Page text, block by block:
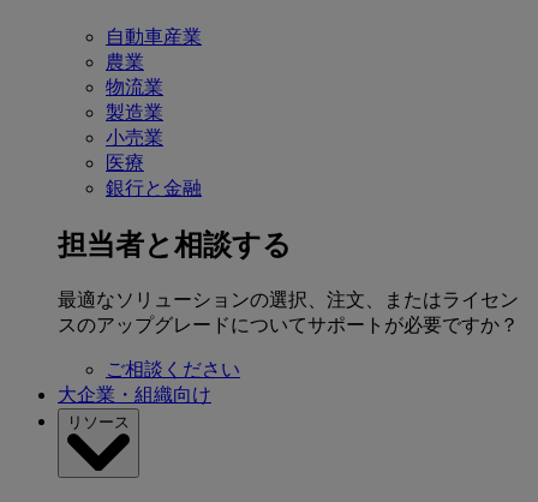
自動車産業
農業
物流業
製造業
小売業
医療
銀行と金融
担当者と相談する
最適なソリューションの選択、注文、またはライセン
スのアップグレードについてサポートが必要ですか？
ご相談ください
大企業・組織向け
リソース